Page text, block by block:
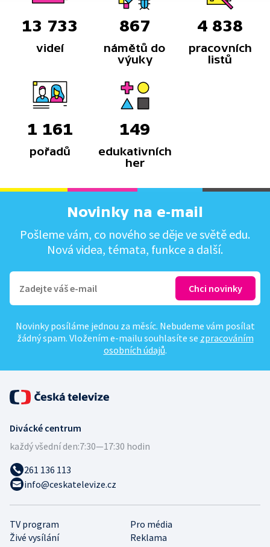
13 733
videí
867
námětů do
výuky
4 838
pracovních
listů
1 161
pořadů
149
edukativních
her
Novinky na e-mail
Pošleme vám, co nového se děje ve světě edu.
Nová videa, témata, funkce a další.
Novinky posíláme jednou za měsíc. Nebudeme vám posílat
žádný spam. Vložením e-mailu souhlasíte se zpracováním
osobních údajů.